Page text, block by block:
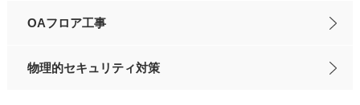
OAフロア工事
物理的セキュリティ対策